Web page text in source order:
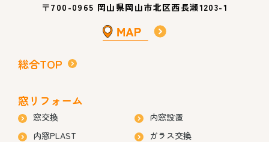
〒700-0965 岡山県岡山市北区西長瀬1203-1
総合TOP
窓リフォーム
窓交換
内窓設置
内窓PLAST
ガラス交換